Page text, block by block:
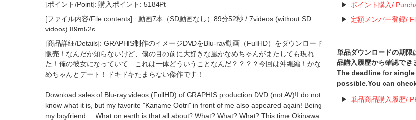
[ポイント/Point]: 購入ポイント: 5184Pt
[ファイル内容/File contents]: 動画7本（SD動画なし）89分52秒 / 7videos (without SD
videos) 89m52s
[商品詳細/Details]: GRAPHIS制作のイメージDVDをBlu-ray動画（FullHD）をダウンロード
販売！なんだか知らないけど、僕の目の前に大好きな凰かなめちゃんがまたしても現れ
た！俺の彼女になっていて…これは一体どういうことなんだ？？？？今回は沖縄編！かな
めちゃんとデート！ドキドキたまらない傑作です！
Download sales of Blu-ray videos (FullHD) of GRAPHIS production DVD (not AV)!I do not
know what it is, but my favorite "Kaname Ootri" in front of me also appeared again! Being
my boyfriend ... What on earth is that all about? What? What? What? This time Okinawa
ポイント購入/
定額メンバー登録/
単品ダウンロードの期限
品購入履歴から確認でき
The deadline for
possible.You can
単品商品購入履歴/